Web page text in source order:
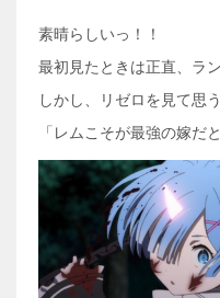
素晴らしいっ！！
最初見たときは正直、ラ
しかし、リゼロを見て思
「レムこそが最強の嫁だと